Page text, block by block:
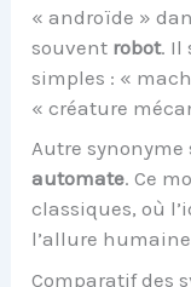
« androïde »
souvent robot. Il
simples : «
« créature
Autre
automate. Ce
classiques, où
l’allure
Comparatif des